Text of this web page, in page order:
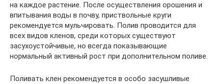
на каждое растение. После осуществления орошения и
впитывания воды в почву, приствольные круги
рекомендуется мульчировать. Полив проводится для
всех видов кленов, среди которых существуют
засухоустойчивые, но всегда показывающие
нормальный активный рост при дополнительном поливе.
Поливать клен рекомендуется в особо засушливые